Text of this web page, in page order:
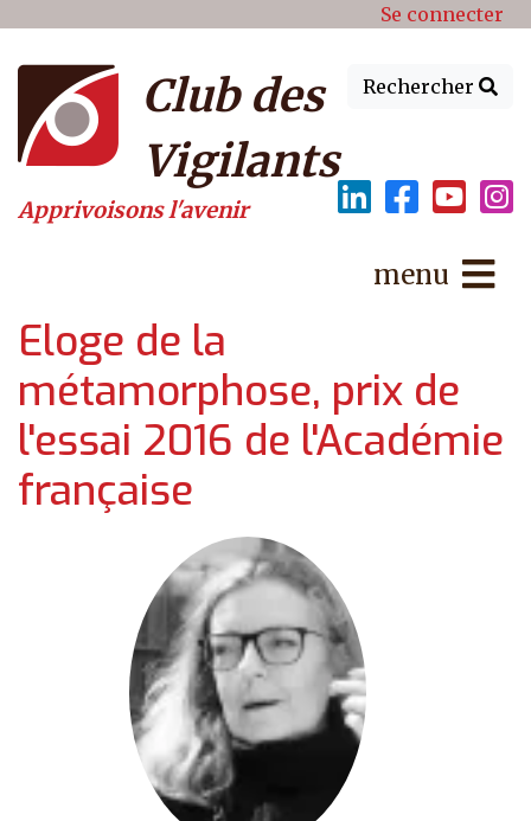
Menu du compte de Se connecter
Rechercher
Club des
Vigilants
Apprivoisons l'avenir
menu
Eloge de la
métamorphose, prix de
l'essai 2016 de l'Académie
française